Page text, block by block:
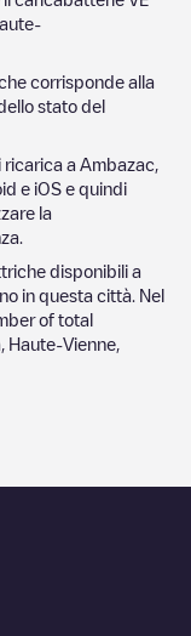
corrisponde alla
stato del
ricarica a Ambazac
e iOS e quindi
la
disponibili a
in questa città. Nel
of total
Haute-Vienne